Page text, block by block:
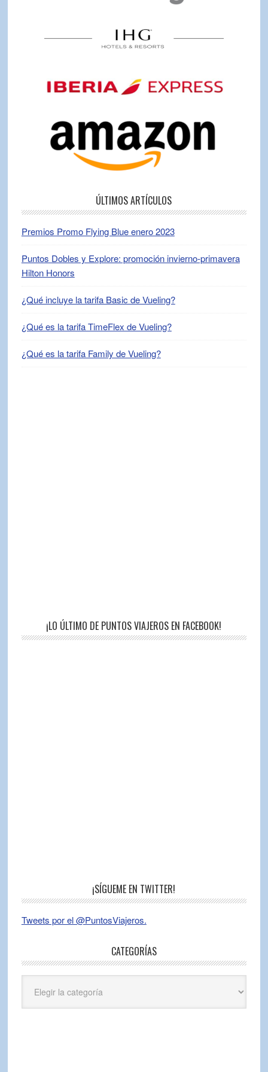
ÚLTIMOS ARTÍCULOS
Premios Promo Flying Blue enero 2023
Puntos Dobles y Explore: promoción invierno-primavera
Hilton Honors
¿Qué incluye la tarifa Basic de Vueling?
¿Qué es la tarifa TimeFlex de Vueling?
¿Qué es la tarifa Family de Vueling?
¡LO ÚLTIMO DE PUNTOS VIAJEROS EN FACEBOOK!
¡SÍGUEME EN TWITTER!
Tweets por el @PuntosViajeros.
CATEGORÍAS